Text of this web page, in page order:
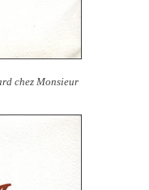
chez Monsieur